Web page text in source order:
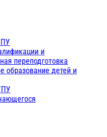
и
переподготовка
образование детей и